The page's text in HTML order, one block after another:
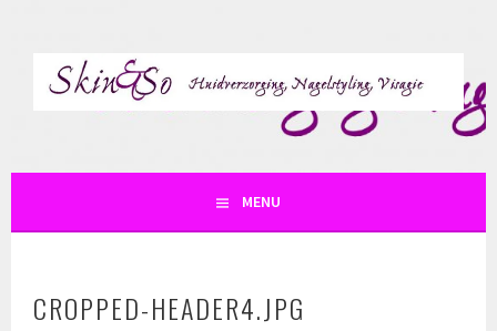
inhoud
SKIN AND SO
MENU
CROPPED-HEADER4.JPG